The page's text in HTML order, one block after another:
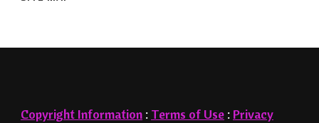
Copyright Information : Terms of Use : Privacy